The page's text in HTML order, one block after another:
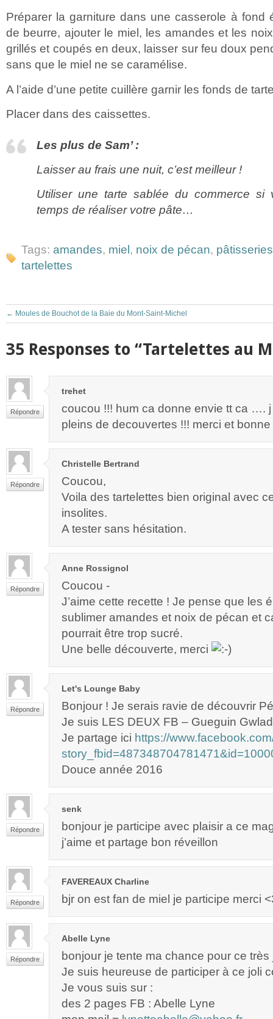
Préparer la garniture dans une casserole à fond
de beurre, ajouter le miel, les amandes et les
grillés et coupés en deux, laisser sur feu doux
sans que le miel ne se caramélise.
A l’aide d’une petite cuillère garnir les fonds de
Placer dans des caissettes.
Les plus de Sam’ :
Laisser au frais une nuit, c’est meilleur !
Utiliser une tarte sablée du commerce si
temps de réaliser votre pâte…
Tags: amandes, miel , noix de pécan,
tartelettes
← Moules de Bouchot de la Baie du Mont-Saint-Michel
35 Responses to “Tartelettes au
Répondre
trehet
coucou !!! hum ca donne envie tt ca ….
pleins de decouvertes !!! merci et
Répondre
Christelle Bertrand
Coucou,
Voila des tartelettes bien original avec
insolites.
A tester sans hésitation.
Répondre
Anne Rossignol
Coucou -
J’aime cette recette ! Je pense que les
sublimer amandes et noix de pécan et
pourrait être trop sucré.
Une belle découverte, merci
Répondre
Let's Lounge Baby
Bonjour ! Je serais ravie de découvrir
Je suis LES DEUX FB – Gueguin
Je partage ici https://
Douce année 2016
Répondre
senk
bonjour je participe avec plaisir a ce
j’aime et partage bon réveillon
Répondre
FAVEREAUX Charline
bjr on est fan de miel je participe merci
Répondre
Abelle Lyne
bonjour je tente ma chance pour ce
Je suis heureuse de participer à ce joli
Je vous suis sur :
des 2 pages FB : Abelle Lyne